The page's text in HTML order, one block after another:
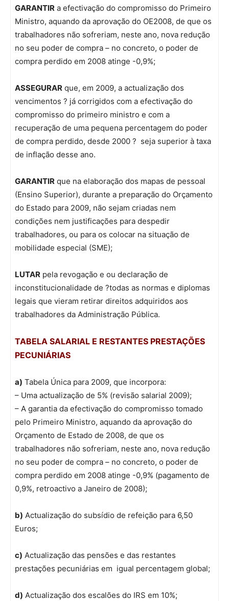
GARANTIR a efectivação do compromisso do Primeiro
Ministro, aquando da aprovação do OE2008, de que os
trabalhadores não sofreriam, neste ano, nova redução
no seu poder de compra – no concreto, o poder de
compra perdido em 2008 atinge -0,9%;
ASSEGURAR que, em 2009, a actualização dos
vencimentos ? já corrigidos com a efectivação do
compromisso do primeiro ministro e com a
recuperação de uma pequena percentagem do poder
de compra perdido, desde 2000 ? seja superior à taxa
de inflação desse ano.
GARANTIR que na elaboração dos mapas de pessoal
(Ensino Superior), durante a preparação do Orçamento
do Estado para 2009, não sejam criadas nem
condições nem justificações para despedir
trabalhadores, ou para os colocar na situação de
mobilidade especial (SME);
LUTAR pela revogação e ou declaração de
inconstitucionalidade de ?todas as normas e diplomas
legais que vieram retirar direitos adquiridos aos
trabalhadores da Administração Pública.
TABELA SALARIAL E RESTANTES PRESTAÇÕES
PECUNIÁRIAS
a) Tabela Única para 2009, que incorpora:
– Uma actualização de 5% (revisão salarial 2009);
– A garantia da efectivação do compromisso tomado
pelo Primeiro Ministro, aquando da aprovação do
Orçamento de Estado de 2008, de que os
trabalhadores não sofreriam, neste ano, nova redução
no seu poder de compra – no concreto, o poder de
compra perdido em 2008 atinge -0,9% (pagamento de
0,9%, retroactivo a Janeiro de 2008);
b) Actualização do subsídio de refeição para 6,50
Euros;
c) Actualização das pensões e das restantes
prestações pecuniárias em igual percentagem global;
d) Actualização dos escalões do IRS em 10%;